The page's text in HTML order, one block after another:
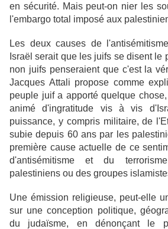
en sécurité. Mais peut-on nier les
l'embargo total imposé aux
Les deux causes de
Israël serait que les juifs se disent le
non juifs penseraient que c'est la
Jacques Attali propose comme
peuple juif a apporté quelque
animé d'ingratitude vis à vis
puissance, y compris militaire, de
subie depuis 60 ans par les
première cause actuelle de ce
d'antisémitisme et du
palestiniens ou des groupes
Une émission religieuse, peut-elle
sur une conception politique,
du judaïsme, en dénonçant le